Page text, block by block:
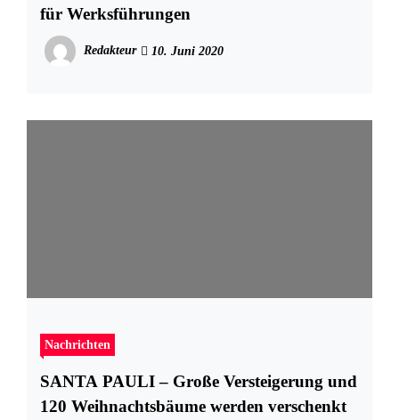
für Werksführungen
Redakteur 10. Juni 2020
Nachrichten
SANTA PAULI – Große Versteigerung und
120 Weihnachtsbäume werden verschenkt